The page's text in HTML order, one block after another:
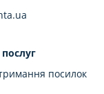
посилок